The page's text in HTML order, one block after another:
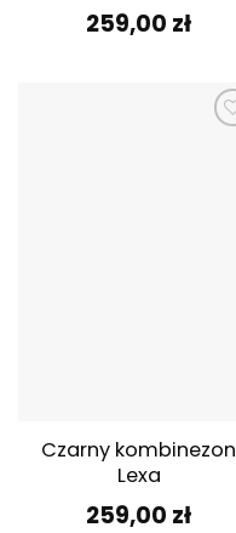
259,00 zł
Czarny kombinezon
Lexa
259,00 zł